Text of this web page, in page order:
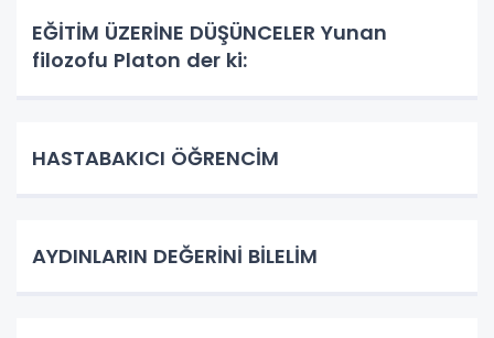
EĞİTİM ÜZERİNE DÜŞÜNCELER Yunan
filozofu Platon der ki:
HASTABAKICI ÖĞRENCİM
AYDINLARIN DEĞERİNİ BİLELİM